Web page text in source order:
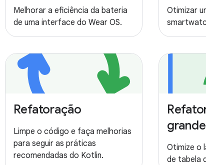
Melhorar a eficiência da bateria
de uma interface do Wear OS.
Otimizar
Refatoração
Limpe o código e faça melhorias
para seguir as práticas
recomendadas do Kotlin.
Otimize o
de tabela